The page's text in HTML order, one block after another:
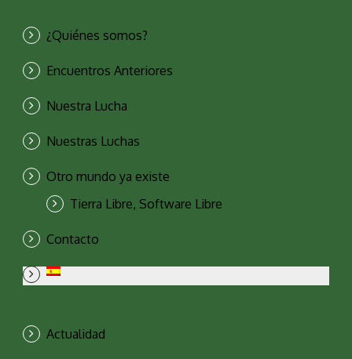
¿Quiénes somos?
Encuentros Anteriores
Nuestra Lucha
Nuestras Luchas
Otro mundo ya existe
Tierra Libre, Software Libre
Contacto
Actualidad